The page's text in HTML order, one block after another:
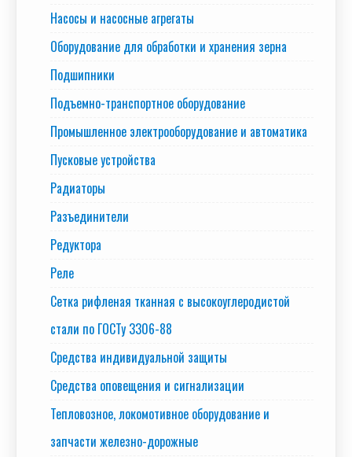
Насосы и насосные агрегаты
Оборудование для обработки и хранения зерна
Подшипники
Подъемно-транспортное оборудование
Промышленное электрооборудование и автоматика
Пусковые устройства
Радиаторы
Разъединители
Редуктора
Реле
Сетка рифленая тканная с высокоуглеродистой
стали по ГОСТу 3306-88
Средства индивидуальной защиты
Средства оповещения и сигнализации
Тепловозное, локомотивное оборудование и
запчасти железно-дорожные